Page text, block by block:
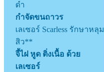
ดำ
กำจัดขนถาวร
เลเซอร์ Scarless รักษาหลุม
สิว**
จี้ไฝ หูด ติ่งเนื้อ ด้วย
เลเซอร์